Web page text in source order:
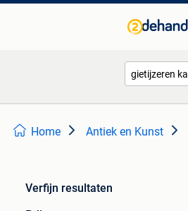
Home Antiek en Kunst
Verfijn resultaten